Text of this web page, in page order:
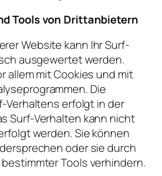
Tools von Drittanbietern
Website kann Ihr Surf-
ausgewertet werden.
allem mit Cookies und mit
Die
Verhaltens erfolgt in der
Surf-Verhalten kann nicht
werden. Sie können
oder sie durch
Tools verhindern.